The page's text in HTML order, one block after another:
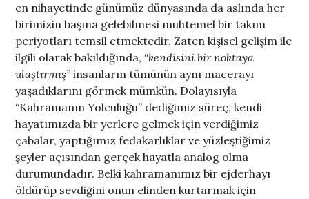
en nihayetinde günümüz dünyasında da aslında her
birimizin başına gelebilmesi muhtemel bir takım
periyotları temsil etmektedir. Zaten kişisel gelişim ile
ilgili olarak bakıldığında, “kendisini bir noktaya
ulaştırmış” insanların tümünün aynı macerayı
yaşadıklarını görmek mümkün. Dolayısıyla
“Kahramanın Yolculuğu” dediğimiz süreç, kendi
hayatımızda bir yerlere gelmek için verdiğimiz
çabalar, yaptığımız fedakarlıklar ve yüzleştiğimiz
şeyler açısından gerçek hayatla analog olma
durumundadır. Belki kahramanımız bir ejderhayı
öldürüp sevdiğini onun elinden kurtarmak için